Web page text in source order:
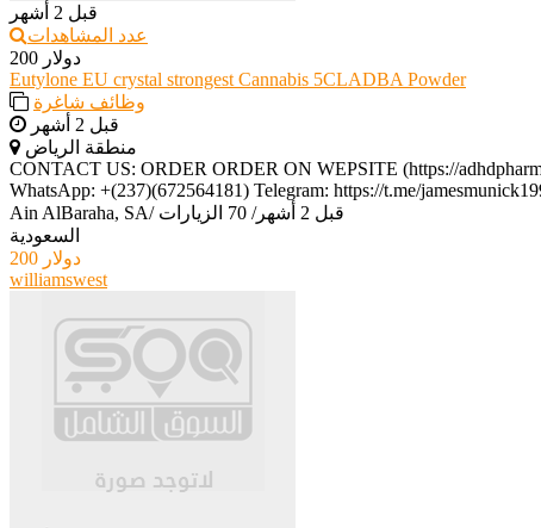
قبل 2 أشهر
عدد المشاهدات
200 دولار
Eutylone EU crystal strongest Cannabis 5CLADBA Powder
وظائف شاغرة
قبل 2 أشهر
منطقة الرياض
CONTACT US: ORDER ORDER ON WEPSITE (https://
WhatsApp: +(237)(672564181) Telegram: https://t.me/
Ain AlBaraha, SA/ قبل 2 أشهر / 70 الزيارات
السعودية
200 دولار
williamswest